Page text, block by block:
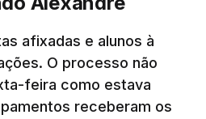
afixadas e alunos à
O processo não
feira como estava
receberam os